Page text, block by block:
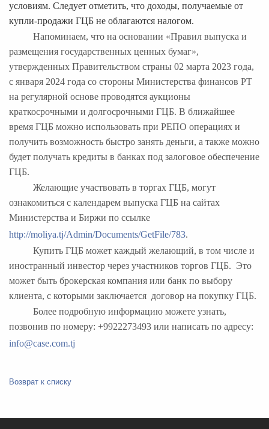
условиям. Следует отметить, что доходы, получаемые от
купли-продажи ГЦБ не облагаются налогом.
Напоминаем, что на основании «Правил выпуска и
размещения государственных ценных бумаг»,
утвержденных Правительством страны 02 марта 2023 года,
с января 2024 года со стороны Министерства финансов РТ
на регулярной основе проводятся аукционы
краткосрочными и долгосрочными ГЦБ. В ближайшее
время ГЦБ можно использовать при РЕПО операциях и
получить возможность быстро занять деньги, а также можно
будет получать кредиты в банках под залоговое обеспечение
ГЦБ.
Желающие участвовать в торгах ГЦБ, могут
ознакомиться с календарем выпуска ГЦБ на сайтах
Министерства и Биржи по ссылке
http://moliya.tj/Admin/Documents/GetFile/783.
Купить ГЦБ может каждый желающий, в том числе и
иностранный инвестор через участников торгов ГЦБ. Это
может быть брокерская компания или банк по выбору
клиента, с которыми заключается договор на покупку ГЦБ.
Более подробную информацию можете узнать,
позвонив по номеру: +9922273493 или написать по адресу:
info@case.com.tj
Возврат к списку